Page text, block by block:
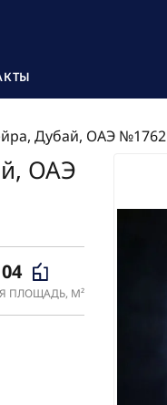
Дубай, ОАЭ №1762
ОАЭ
ПЛОЩАДЬ, М²